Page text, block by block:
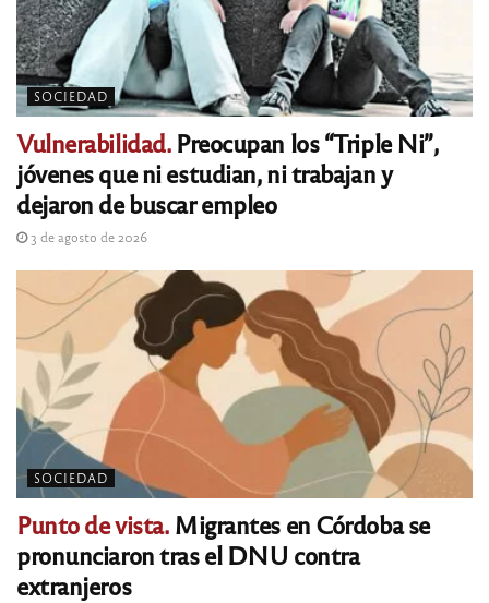
SOCIEDAD
Vulnerabilidad.Preocupan los “Triple Ni”,
jóvenes que ni estudian, ni trabajan y
dejaron de buscar empleo
3 de agosto de 2026
SOCIEDAD
Punto de vista.Migrantes en Córdoba se
pronunciaron tras el DNU contra
extranjeros